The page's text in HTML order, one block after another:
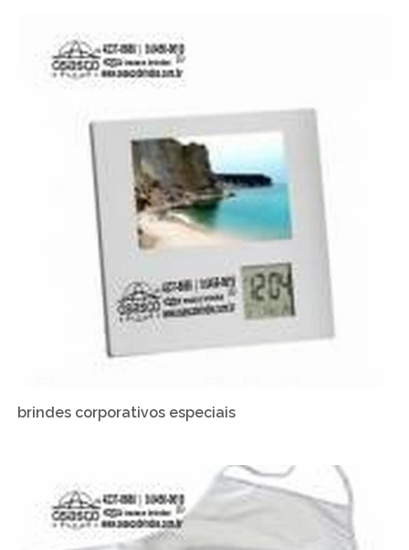
brindes corporativos especiais